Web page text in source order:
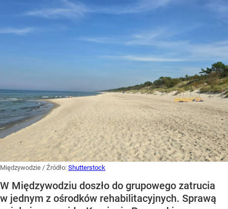
Międzywodzie / Źródło: Shutterstock
W Międzywodziu doszło do grupowego zatrucia
w jednym z ośrodków rehabilitacyjnych. Sprawą